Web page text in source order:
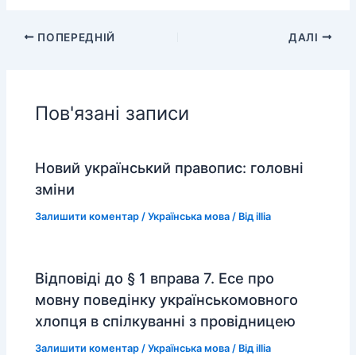
ПОПЕРЕДНІЙ ДАЛІ
Пов'язані записи
Новий український правопис: головні
зміни
Залишити коментар /Українська мова / Відillia
Відповіді до § 1 вправа 7. Есе про
мовну поведінку українськомовного
хлопця в спілкуванні з провідницею
Залишити коментар /Українська мова / Відillia